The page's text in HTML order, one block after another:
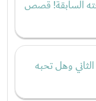
السابقة! قصص
وهل تحبه